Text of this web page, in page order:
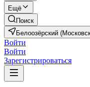
Ещё
Поиск
Белоозёрский
Войти
Войти
Зарегистрироваться